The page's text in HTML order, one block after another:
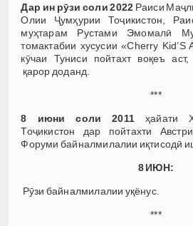
Дар ин рӯзи соли 2022 Раиси
Олии Ҷумҳурии Тоҷикистон,
муҳтарам Рустами Эмомалӣ
томактабии хусусии «Cherry Kid’S
кӯчаи Туниси пойтахт воқеъ
қарор доданд.
***
8 июни соли 2011 ҳайати
Тоҷикистон дар пойтахти
Форуми байналмилалии иқтисодӣ
8 ИЮН:
Рӯзи байналмилалии уқёнус.
***